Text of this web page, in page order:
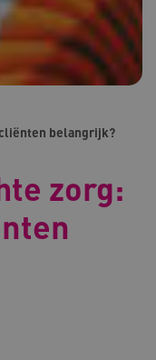
belangrijk?
zorg: